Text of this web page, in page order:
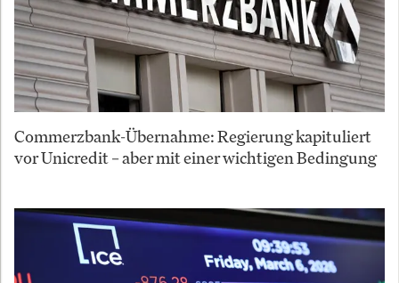
Commerzbank-Übernahme: Regierung kapituliert
vor Unicredit – aber mit einer wichtigen Bedingung